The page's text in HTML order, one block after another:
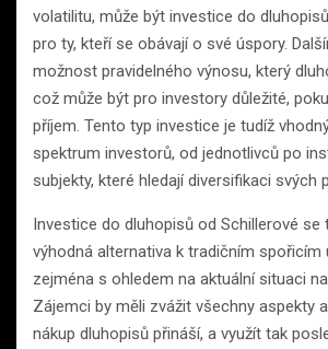
volatilitu, může být investice do
pro ty, kteří se obávají o své úspory.
možnost pravidelného výnosu, který
což může být pro investory důležité,
příjem. Tento typ investice je tudíž
spektrum investorů, od jednotlivců po
subjekty, které hledají diversifikaci svých
Investice do dluhopisů od Schillerové se
výhodná alternativa k tradičním spořicím
zejména s ohledem na aktuální situaci
Zájemci by měli zvážit všechny aspekty
nákup dluhopisů přináší, a využít tak